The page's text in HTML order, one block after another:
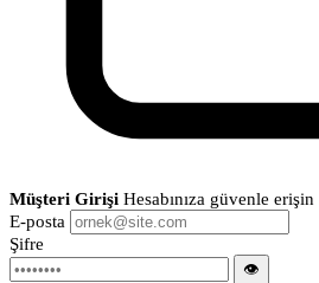
Müşteri Girişi Hesabınıza güvenle erişin
E-posta
Şifre
👁